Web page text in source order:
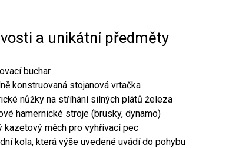
a unikátní předměty
buchar
konstruovaná stojanová vrtačka
nůžky na stříhání silných plátů železa
hamernické stroje (brusky, dynamo)
kazetový měch pro vyhřívací pec
kola, která výše uvedené uvádí do pohybu